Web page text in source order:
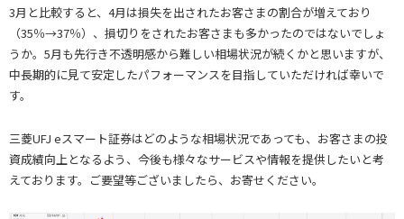
3月と比較すると、4月は損失を出されたお客さまの割合が増えており
（35％→37％）、損切りをされたお客さまも多かったのではないでしょ
うか。5月も先行き不透明感から難しい相場状況が続くかと思いますが、
中長期的に見て安定したパフォーマンスを目指していただければ幸いで
す。
三菱UFJ eスマート証券はどのような相場状況であっても、お客さまの投
資成績向上となるよう、今後も様々なサービスや情報を提供したいと考
えております。ご要望等ございましたら、お寄せください。